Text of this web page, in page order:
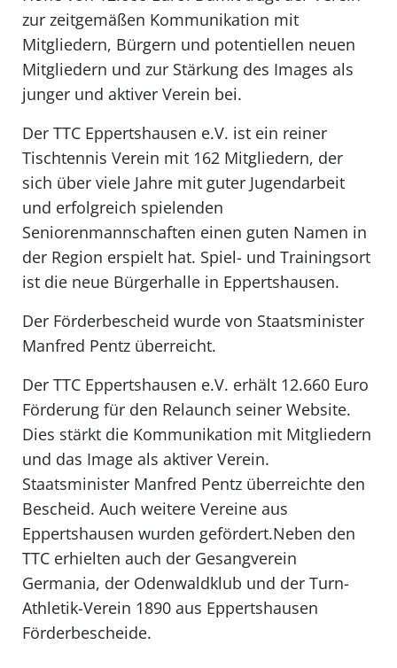
zur zeitgemäßen Kommunikation mit
Mitgliedern, Bürgern und potentiellen neuen
Mitgliedern und zur Stärkung des Images als
junger und aktiver Verein bei.
Der TTC Eppertshausen e.V. ist ein reiner
Tischtennis Verein mit 162 Mitgliedern, der
sich über viele Jahre mit guter Jugendarbeit
und erfolgreich spielenden
Seniorenmannschaften einen guten Namen in
der Region erspielt hat. Spiel- und Trainingsort
ist die neue Bürgerhalle in Eppertshausen.
Der Förderbescheid wurde von Staatsminister
Manfred Pentz überreicht.
Der TTC Eppertshausen e.V. erhält 12.660 Euro
Förderung für den Relaunch seiner Website.
Dies stärkt die Kommunikation mit Mitgliedern
und das Image als aktiver Verein.
Staatsminister Manfred Pentz überreichte den
Bescheid. Auch weitere Vereine aus
Eppertshausen wurden gefördert.Neben den
TTC erhielten auch der Gesangverein
Germania, der Odenwaldklub und der Turn-
Athletik-Verein 1890 aus Eppertshausen
Förderbescheide.